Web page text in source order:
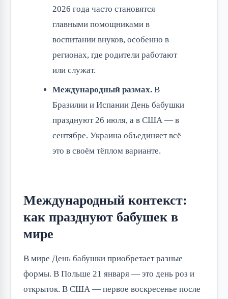
2026 года часто становятся
главными помощниками в
воспитании внуков, особенно в
регионах, где родители работают
или служат.
Международный размах. В
Бразилии и Испании День бабушки
празднуют 26 июля, а в США — в
сентябре. Украина объединяет всё
это в своём тёплом варианте.
Международный контекст:
как празднуют бабушек в
мире
В мире День бабушки приобретает разные
формы. В Польше 21 января — это день роз и
открыток. В США — первое воскресенье после